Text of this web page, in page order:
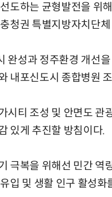
도하는 균형발전을 위
청권 특별지방자치단
완성과 정주환경 개선
내포신도시 종합병원
시티 조성 및 안면도 관
있게 추진할 방침이다.
극복을 위해선 민간 역
입 및 생활 인구 활성화